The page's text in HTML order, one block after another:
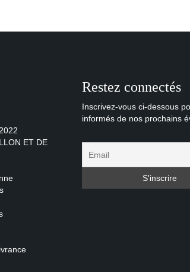
ET DE
Restez connectés
Inscrivez-vous ci-dessous
informés de nos prochains